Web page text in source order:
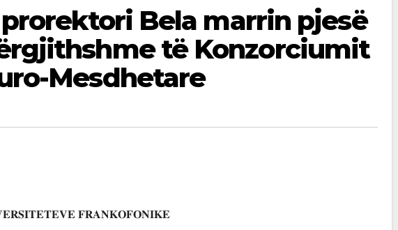
Bela marrin pjesë
të Konzorciumit
Mesdhetare
𝐅𝐑𝐀𝐍𝐊𝐎𝐅𝐎𝐍𝐈𝐊𝐄